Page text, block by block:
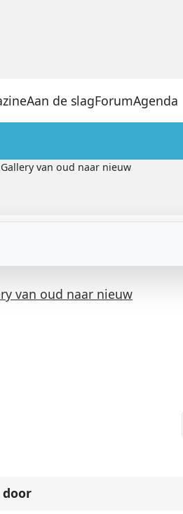
Aan de slagForumAgenda
van oud naar nieuw
van oud naar nieuw